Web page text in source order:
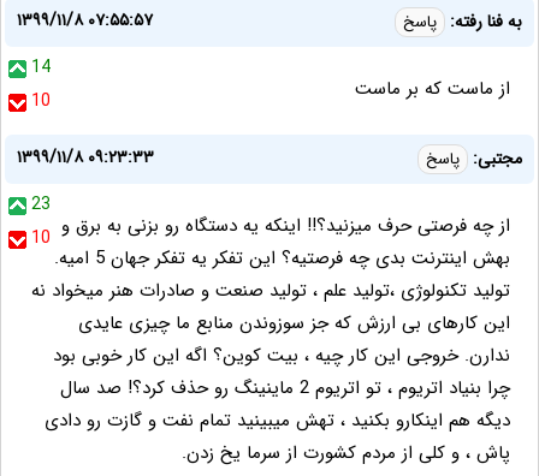
به فنا رفته: پاسخ
۱۳۹۹/۱۱/۸ ۰۷:۵۵:۵۷
14
10
از ماست که بر ماست
مجتبی: پاسخ
۱۳۹۹/۱۱/۸ ۰۹:۲۳:۳۳
23
10 از چه فرصتی حرف میزنید؟!! اینکه یه دستگاه رو بزنی به برق و
بهش اینترنت بدی چه فرصتیه؟ این تفکر یه تفکر جهان 5 امیه.
تولید تکنولوژی ،تولید علم ، تولید صنعت و صادرات هنر میخواد نه
این کارهای بی ارزش که جز سوزوندن منابع ما چیزی عایدی
ندارن. خروجی این کار چیه ، بیت کوین؟ اگه این کار خوبی بود
چرا بنیاد اتریوم ، تو اتریوم 2 ماینینگ رو حذف کرد؟! صد سال
دیگه هم اینکارو بکنید ، تهش میبینید تمام نفت و گازت رو دادی
پاش ، و کلی از مردم کشورت از سرما یخ زدن.